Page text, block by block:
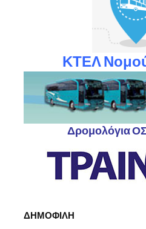
ΚΤΕΛ
Δρομολόγια
ΔΗΜΟΦΙΛΗ